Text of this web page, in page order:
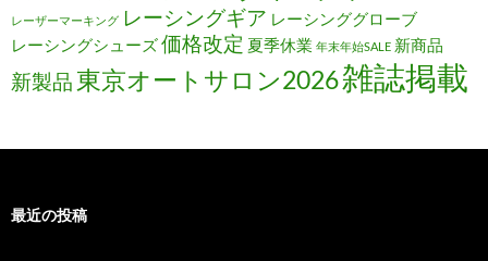
レーザーマーキング レーシングギア レーシンググローブ
レーシングシューズ価格改定 夏季休業 年末年始SALE 新商品
新製品 東京オートサロン2026雑誌掲載
最近の投稿